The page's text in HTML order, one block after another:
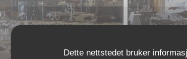
Dette nettstedet bruker